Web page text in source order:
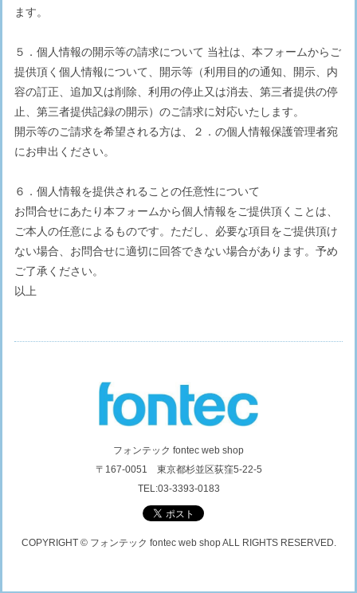
ます。
５．個人情報の開示等の請求について 当社は、本フォームからご
提供頂く個人情報について、開示等（利用目的の通知、開示、内
容の訂正、追加又は削除、利用の停止又は消去、第三者提供の停
止、第三者提供記録の開示）のご請求に対応いたします。
開示等のご請求を希望される方は、２．の個人情報保護管理者宛
にお申出ください。
６．個人情報を提供されることの任意性について
お問合せにあたり本フォームから個人情報をご提供頂くことは、
ご本人の任意によるものです。ただし、必要な項目をご提供頂け
ない場合、お問合せに適切に回答できない場合があります。予め
ご了承ください。
以上
フォンテック fontec web shop
〒167-0051 東京都杉並区荻窪5-22-5
TEL:03-3393-0183
COPYRIGHT © フォンテック fontec web shop ALL RIGHTS RESERVED.